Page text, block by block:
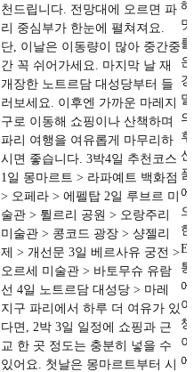
천드립니다. 전망대에 오르면 파
리 중심부가 한눈에 펼쳐져요.
단, 이날은 이동량이 많아 중간중
간 꼭 쉬어가세요. 마지막 날 재
개장한 노트르담 대성당부터 들
러보세요. 이후엔 가까운 마레지
구로 이동해 쇼핑이나 산책하며
파리 여행을 여유롭게 마무리하
시면 좋습니다. 3박4일 추천코스
1일 몽마르트 > 라파예트 백화점
> 오페라 > 에펠탑 2일 루브르 미
술관 > 튈르리 공원 > 오랑주리
미술관 > 콩코드 광장 > 샹젤리
제 > 개선문 3일 베르사유 궁전 >
오르세 미술관 > 바토무슈 유람
선 4일 노트르담 대성당 > 마레
지구 파리에서 하루 더 여유가 있
다면, 2박 3일 일정에 쇼핑과 근
교 한 곳 정도는 충분히 넣을 수
있어요. 첫날은 몽마르트부터 시